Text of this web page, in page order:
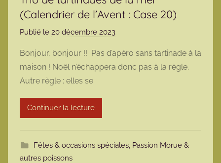
(Calendrier de l’Avent : Case 20)
Publié le 20 décembre 2023
r
m
t
Bonjour, bonjour !! Pas d’apéro sans tartinade à la
maison ! Noël n’échappera donc pas à la règle.
Autre règle : elles se
Continuer la lecture
Fêtes & occasions spéciales, Passion Morue &
autres poissons